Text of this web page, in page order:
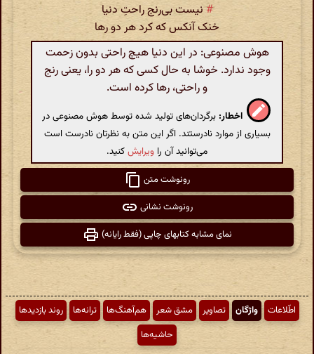
#نیست بی‌رنج راحتِ دنیا
خنک آنکس که کرد هر دو رها
هوش مصنوعی: در این دنیا هیچ راحتی بدون زحمت
وجود ندارد. خوشا به حال کسی که هر دو را، یعنی رنج
و راحتی، رها کرده است.
اخطار: برگردان‌های تولید شده توسط هوش مصنوعی در
بسیاری از موارد نادرستند. اگر این متن به نظرتان نادرست است
می‌توانید آن را ویرایشکنید.
رونوشت متن
رونوشت نشانی
نمای مشابه کتابهای چاپی (فقط رایانه)
اطّلاعات واژگان تصاویر مشق شعر هم‌آهنگ‌ها ترانه‌ها
روند بازدیدها
حاشیه‌ها